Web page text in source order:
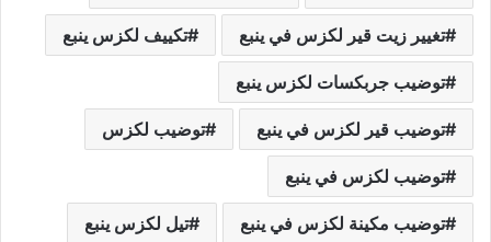
تغيير زيت قير لكزس في ينبع تكييف لكزس ينبع
توضيب جربكسات لكزس ينبع
توضيب قير لكزس في ينبع توضيب لكزس
توضيب لكزس في ينبع
توضيب مكينة لكزس في ينبع تيل لكزس ينبع